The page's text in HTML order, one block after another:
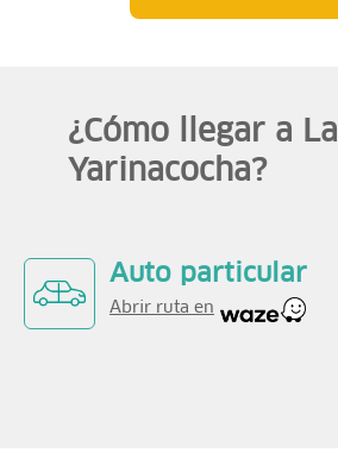
¿Cómo llegar a
Yarinacocha?
Auto particular
Abrir ruta en